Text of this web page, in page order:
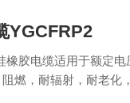
YGCFRP2
胶电缆适用于额定电
燃，耐辐射，耐老化